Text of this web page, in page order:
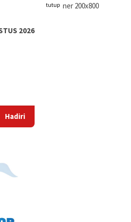
tutup
2026
Kota Bogor, Ketua DPRD Kota